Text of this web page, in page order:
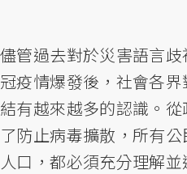
儘管過去對於災害語言
冠疫情爆發後，社會各
結有越來越多的認識。
了防止病毒擴散，所有
人口，都必須充分理解